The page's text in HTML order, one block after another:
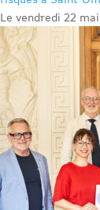
Le vendredi 22